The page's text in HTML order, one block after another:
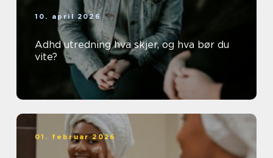
10. april 2026
Adhd utredning hva skjer, og hva bør du
vite?
01. februar 2026